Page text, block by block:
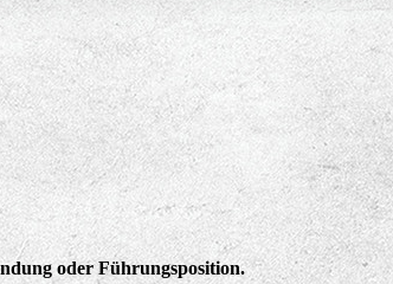
oder Führungsposition.